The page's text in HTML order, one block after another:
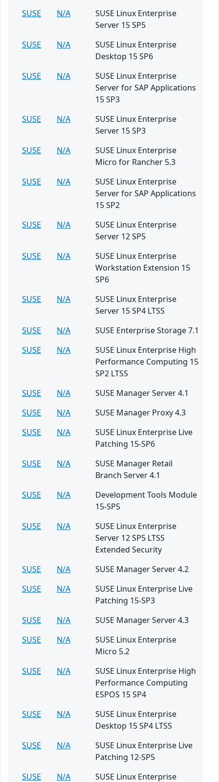
SUSE
N/A
SUSE Linux Enterprise
Server 15 SP5
SUSE
N/A
SUSE Linux Enterprise
Desktop 15 SP6
SUSE
N/A
SUSE Linux Enterprise
Server for SAP Applications
15 SP3
SUSE
N/A
SUSE Linux Enterprise
Server 15 SP3
SUSE
N/A
SUSE Linux Enterprise
Micro for Rancher 5.3
SUSE
N/A
SUSE Linux Enterprise
Server for SAP Applications
15 SP2
SUSE
N/A
SUSE Linux Enterprise
Server 12 SP5
SUSE
N/A
SUSE Linux Enterprise
Workstation Extension 15
SP6
SUSE
N/A
SUSE Linux Enterprise
Server 15 SP4 LTSS
SUSE
N/A
SUSE Enterprise Storage 7.1
SUSE
N/A
SUSE Linux Enterprise High
Performance Computing 15
SP2 LTSS
SUSE
N/A
SUSE Manager Server 4.1
SUSE
N/A
SUSE Manager Proxy 4.3
SUSE
N/A
SUSE Linux Enterprise Live
Patching 15-SP6
SUSE
N/A
SUSE Manager Retail
Branch Server 4.1
SUSE
N/A
Development Tools Module
15-SP5
SUSE
N/A
SUSE Linux Enterprise
Server 12 SP5 LTSS
Extended Security
SUSE
N/A
SUSE Manager Server 4.2
SUSE
N/A
SUSE Linux Enterprise Live
Patching 15-SP3
SUSE
N/A
SUSE Manager Server 4.3
SUSE
N/A
SUSE Linux Enterprise
Micro 5.2
SUSE
N/A
SUSE Linux Enterprise High
Performance Computing
ESPOS 15 SP4
SUSE
N/A
SUSE Linux Enterprise
Desktop 15 SP4 LTSS
SUSE
N/A
SUSE Linux Enterprise Live
Patching 12-SP5
SUSE
N/A SUSE Linux Enterprise